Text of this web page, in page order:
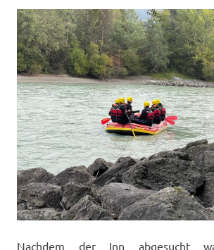
Nachdem der Inn abgesucht